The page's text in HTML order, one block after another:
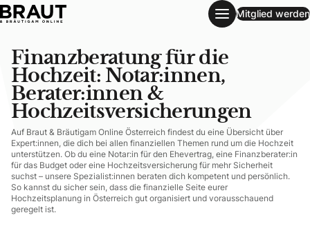
Finanzberatung für die Hochzeit: Notar:innen,
Mitglied werden
Finanzberatung für die
Hochzeit: Notar:innen,
Berater:innen &
Hochzeitsversicherungen
Auf Braut & Bräutigam Online Österreich findest du eine Übersicht über
Expert:innen, die dich bei allen finanziellen Themen rund um die Hochzeit
unterstützen. Ob du eine Notar:in für den Ehevertrag, eine Finanzberater:in
für das Budget oder eine Hochzeitsversicherung für mehr Sicherheit
suchst – unsere Spezialist:innen beraten dich kompetent und persönlich.
So kannst du sicher sein, dass die finanzielle Seite eurer
Hochzeitsplanung in Österreich gut organisiert und vorausschauend
geregelt ist.